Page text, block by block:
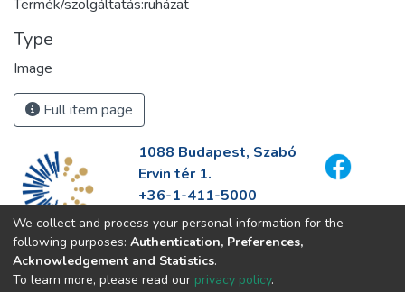
Termék/szolgáltatás:ruházat
Type
Image
Full item page
1088 Budapest, Szabó
Ervin tér 1.
+36-1-411-5000
info@fszek.hu
https://fszek.hu
We collect and process your personal information for the
following purposes: Authentication, Preferences,
Acknowledgement and Statistics.
To learn more, please read our privacy policy.